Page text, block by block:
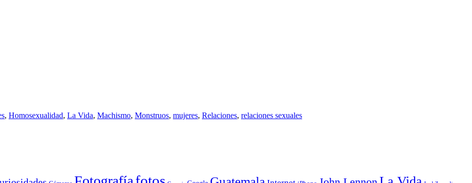
, Homosexualidad, La Vida, Machismo, Monstruos, mujeres, Relaciones, relaciones sexuales